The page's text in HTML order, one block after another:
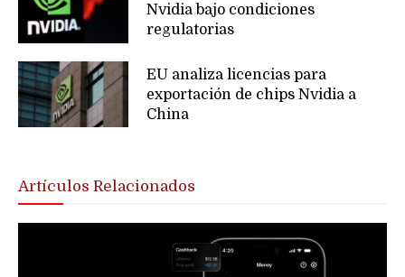
Nvidia bajo condiciones
regulatorias
EU analiza licencias para
exportación de chips Nvidia a
China
Artículos Relacionados